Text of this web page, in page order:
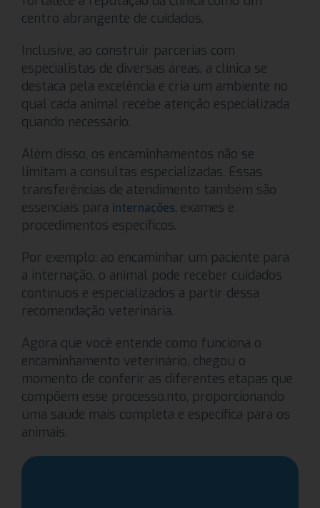
centro abrangente de cuidados.
Inclusive, ao construir parcerias com
especialistas de diversas áreas, a clínica se
destaca pela excelência e cria um ambiente no
qual cada animal recebe atenção especializada
quando necessário.
Além disso, os encaminhamentos não se
limitam a consultas especializadas. Essas
transferências de atendimento também são
essenciais para internações, exames e
procedimentos específicos.
Por exemplo: ao encaminhar um paciente para
a internação, o animal pode receber cuidados
contínuos e especializados a partir dessa
recomendação veterinária.
Agora que você entende como funciona o
encaminhamento veterinário, chegou o
momento de conferir as diferentes etapas que
compõem esse processo.nto, proporcionando
uma saúde mais completa e específica para os
animais.